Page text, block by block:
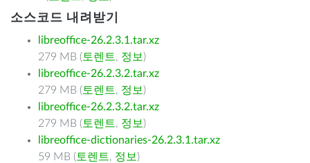
소스코드 내려받기
libreoffice-26.2.3.1.tar.xz
279 MB ( 토렌트, 정보 )
libreoffice-26.2.3.2.tar.xz
279 MB ( 토렌트, 정보 )
libreoffice-26.2.3.2.tar.xz
279 MB ( 토렌트, 정보 )
libreoffice-dictionaries-26.2.3.1.tar.xz
59 MB ( 토렌트, 정보 )